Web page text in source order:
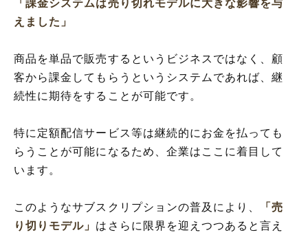
「課金システムは売り切れモデルに大きな影響を与
えました」
商品を単品で販売するというビジネスではなく、顧
客から課金してもらうというシステムであれば、継
続性に期待をすることが可能です。
特に定額配信サービス等は継続的にお金を払っても
らうことが可能になるため、企業はここに着目して
います。
このようなサブスクリプションの普及により、
「売
り切りモデル」 はさらに限界を迎えつつあると言え